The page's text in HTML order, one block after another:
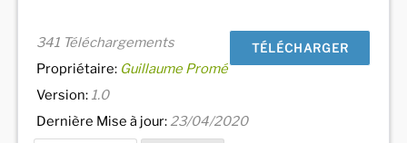
TÉLÉCHARGER
341 Téléchargements
Propriétaire: Guillaume Promé
Version: 1.0
Dernière Mise à jour: 23/04/2020